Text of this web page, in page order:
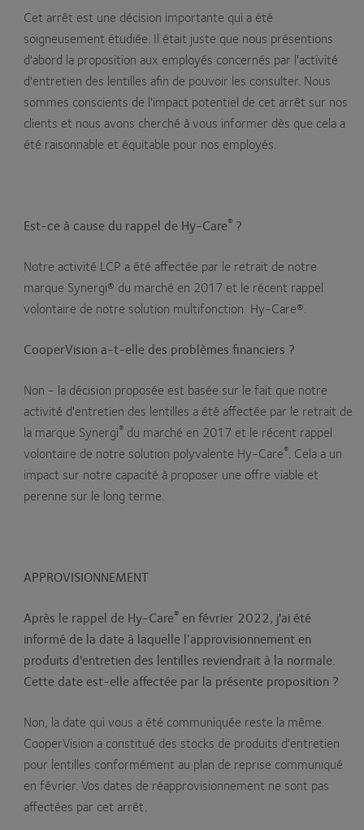
Cet arrêt est une décision importante qui a été
soigneusement étudiée. Il était juste que nous présentions
d'abord la proposition aux employés concernés par l'activité
d'entretien des lentilles afin de pouvoir les consulter. Nous
sommes conscients de l'impact potentiel de cet arrêt sur nos
clients et nous avons cherché à vous informer dès que cela a
été raisonnable et équitable pour nos employés.
Est-ce à cause du rappel de Hy-Care®?
Notre activité LCP a été affectée par le retrait de notre
marque Synergi® du marché en 2017 et le récent rappel
volontaire de notre solution multifonction Hy-Care®.
CooperVision a-t-elle des problèmes financiers ?
Non - la décision proposée est basée sur le fait que notre
activité d'entretien des lentilles a été affectée par le retrait de
la marque Synergi®du marché en 2017 et le récent rappel
volontaire de notre solution polyvalente Hy-Care®. Cela a un
impact sur notre capacité à proposer une offre viable et
perenne sur le long terme.
APPROVISIONNEMENT
Après le rappel de Hy-Care®en février 2022, j'ai été
informé de la date à laquelle l’approvisionnement en
produits d'entretien des lentilles reviendrait à la normale.
Cette date est-elle affectée par la présente proposition ?
Non, la date qui vous a été communiquée reste la même.
CooperVision a constitué des stocks de produits d'entretien
pour lentilles conformément au plan de reprise communiqué
en février. Vos dates de réapprovisionnement ne sont pas
affectées par cet arrêt.